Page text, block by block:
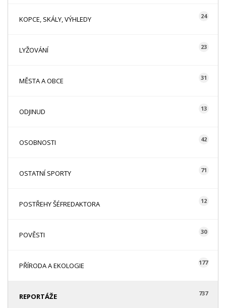
KOPCE, SKÁLY, VÝHLEDY 24
LYŽOVÁNÍ 23
MĚSTA A OBCE 31
ODJINUD 13
OSOBNOSTI 42
OSTATNÍ SPORTY 71
POSTŘEHY ŠÉFREDAKTORA 12
POVĚSTI 30
PŘÍRODA A EKOLOGIE 177
REPORTÁŽE 737